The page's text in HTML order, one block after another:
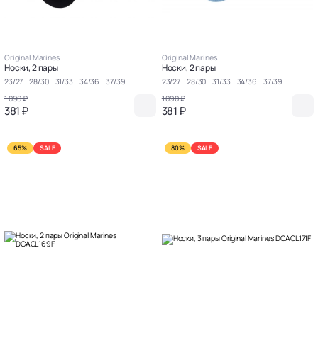
Original Marines
Носки, 2 пары
23/27 28/30 31/33 34/36
37/39
1 090 ₽
381 ₽
Original Marines
Носки, 2 пары
23/27 28/30 31/33 34/36
37/39
1 090 ₽
381 ₽
65% SALE 80% SALE